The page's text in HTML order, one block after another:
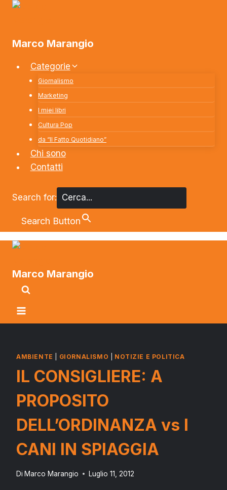
Salta
Marco Marangio
Categorie
Giornalismo
Marketing
I miei libri
Cultura Pop
da “Il Fatto Quotidiano”
Chi sono
Contatti
Search for:
Search Button
Marco Marangio
AMBIENTE GIORNALISMO NOTIZIE E POLITICA
IL CONSIGLIERE: A
PROPOSITO
DELL’ORDINANZA vs I
CANI IN SPIAGGIA
Di Marco Marangio Luglio 11, 2012